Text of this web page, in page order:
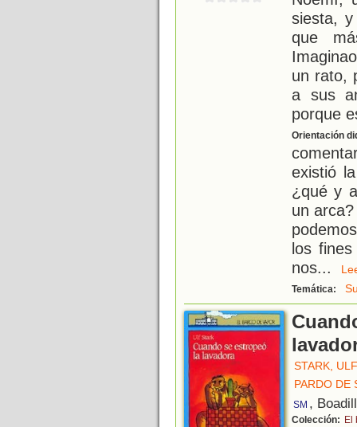
siesta,
que
un rato,
a sus
porque
Orientación
existió
¿qué y
un
los
nos...
Temática:
STARK, ULF
PARDO DE
SM ,
Colección: El